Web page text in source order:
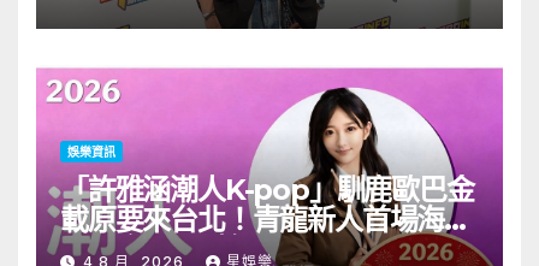
娛樂資訊
「許雅涵潮人K-pop」馴鹿歐巴金
載原要來台北！青龍新人首場海外
見面會8/9開搶
4 8 月, 2026 星娛樂